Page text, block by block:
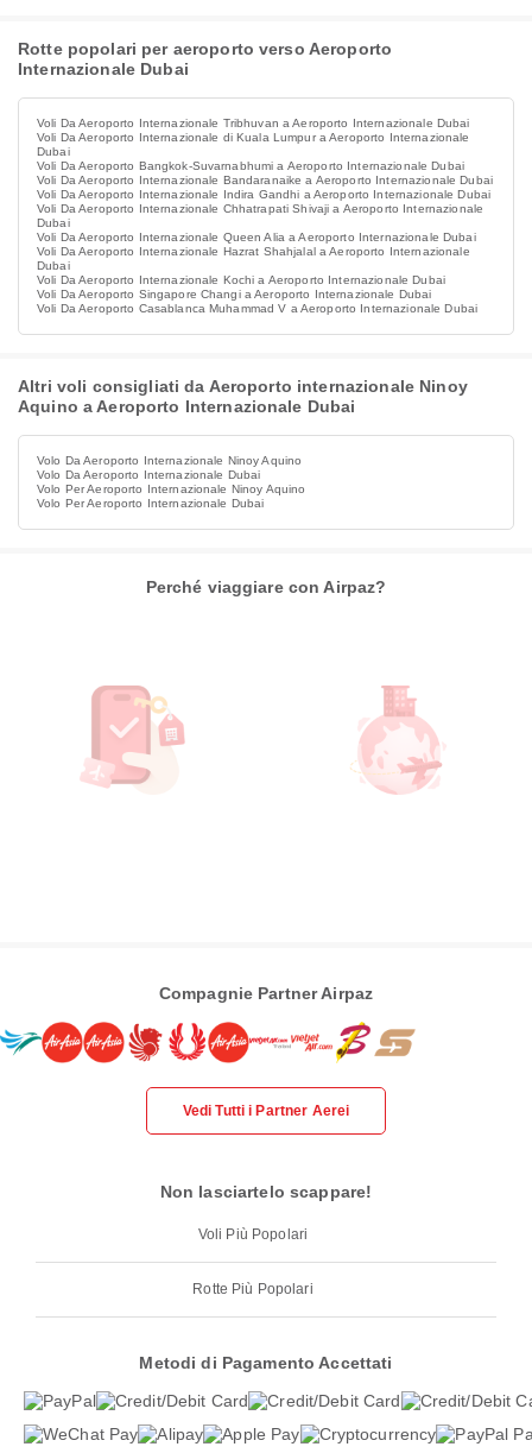
Rotte popolari per aeroporto verso Aeroporto
Internazionale Dubai
Voli Da Aeroporto Internazionale Tribhuvan a Aeroporto Internazionale Dubai
Voli Da Aeroporto Internazionale di Kuala Lumpur a Aeroporto Internazionale
Dubai
Voli Da Aeroporto Bangkok-Suvarnabhumi a Aeroporto Internazionale Dubai
Voli Da Aeroporto Internazionale Bandaranaike a Aeroporto Internazionale Dubai
Voli Da Aeroporto Internazionale Indira Gandhi a Aeroporto Internazionale Dubai
Voli Da Aeroporto Internazionale Chhatrapati Shivaji a Aeroporto Internazionale
Dubai
Voli Da Aeroporto Internazionale Queen Alia a Aeroporto Internazionale Dubai
Voli Da Aeroporto Internazionale Hazrat Shahjalal a Aeroporto Internazionale
Dubai
Voli Da Aeroporto Internazionale Kochi a Aeroporto Internazionale Dubai
Voli Da Aeroporto Singapore Changi a Aeroporto Internazionale Dubai
Voli Da Aeroporto Casablanca Muhammad V a Aeroporto Internazionale Dubai
Altri voli consigliati da Aeroporto internazionale Ninoy
Aquino a Aeroporto Internazionale Dubai
Volo Da Aeroporto Internazionale Ninoy Aquino
Volo Da Aeroporto Internazionale Dubai
Volo Per Aeroporto Internazionale Ninoy Aquino
Volo Per Aeroporto Internazionale Dubai
Perché viaggiare con Airpaz?
Compagnie Partner Airpaz
Vedi Tutti i Partner Aerei
Non lasciartelo scappare!
Voli Più Popolari
Rotte Più Popolari
Metodi di Pagamento Accettati